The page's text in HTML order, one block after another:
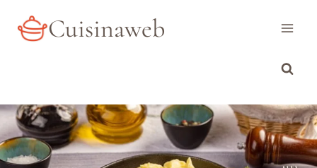
Cuisinaweb